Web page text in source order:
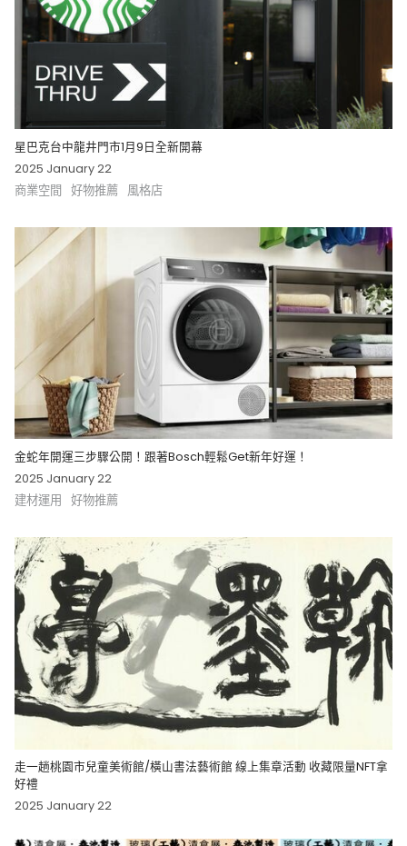
星巴克台中龍井門市1月9日全新開幕
2025 January 22
商業空間 好物推薦 風格店
金蛇年開運三步驟公開！跟著Bosch輕鬆Get新年好運！
2025 January 22
建材運用 好物推薦
走一趟桃園市兒童美術館/橫山書法藝術館 線上集章活動 收藏限量NFT拿
好禮
2025 January 22